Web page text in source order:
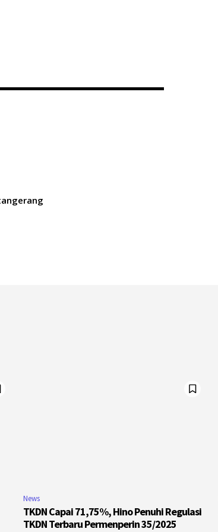
News
TKDN Capai 71,75%, Hino Penuhi Regulasi
TKDN Terbaru Permenperin 35/2025